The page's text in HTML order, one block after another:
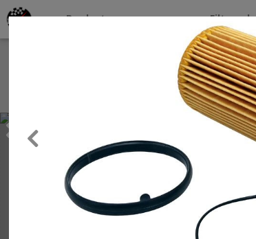
Clients
Contact
Productos por marcas Filtros